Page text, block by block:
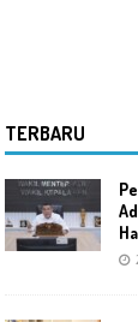
TERBARU